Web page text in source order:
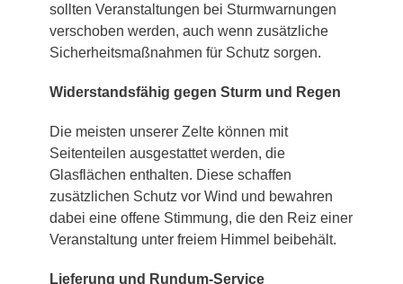
sollten Veranstaltungen bei Sturmwarnungen
verschoben werden, auch wenn zusätzliche
Sicherheitsmaßnahmen für Schutz sorgen.
Widerstandsfähig gegen Sturm und Regen
Die meisten unserer Zelte können mit
Seitenteilen ausgestattet werden, die
Glasflächen enthalten. Diese schaffen
zusätzlichen Schutz vor Wind und bewahren
dabei eine offene Stimmung, die den Reiz einer
Veranstaltung unter freiem Himmel beibehält.
Lieferung und Rundum-Service